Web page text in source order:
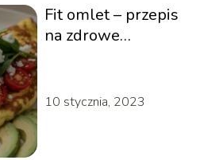
Fit omlet – przepis
na zdrowe
10 stycznia, 2023